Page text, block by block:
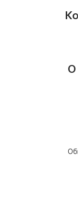
О